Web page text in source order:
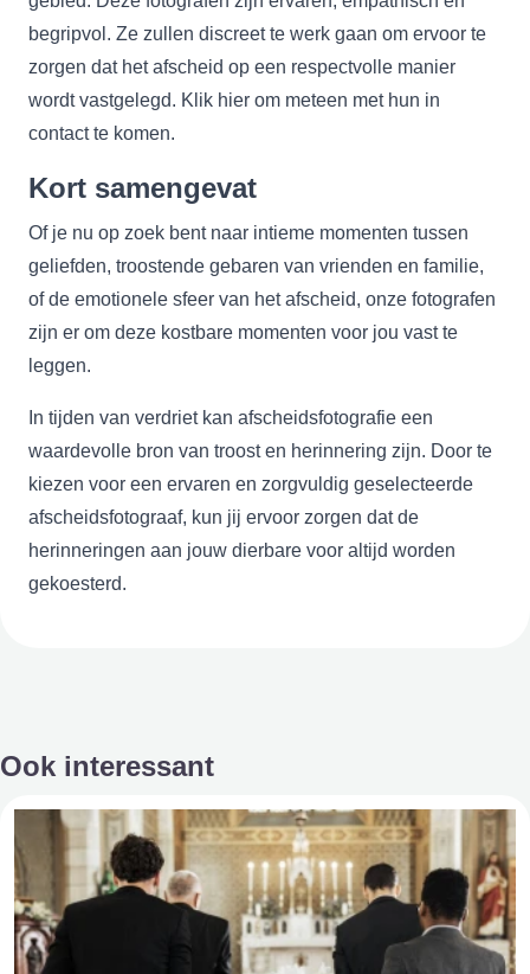
begripvol. Ze zullen discreet te werk gaan om ervoor te
zorgen dat het afscheid op een respectvolle manier
wordt vastgelegd. Klik hier om meteen met hun in
contact te komen.
Kort samengevat
Of je nu op zoek bent naar intieme momenten tussen
geliefden, troostende gebaren van vrienden en familie,
of de emotionele sfeer van het afscheid, onze fotografen
zijn er om deze kostbare momenten voor jou vast te
leggen.
In tijden van verdriet kan afscheidsfotografie een
waardevolle bron van troost en herinnering zijn. Door te
kiezen voor een ervaren en zorgvuldig geselecteerde
afscheidsfotograaf, kun jij ervoor zorgen dat de
herinneringen aan jouw dierbare voor altijd worden
gekoesterd.
Ook interessant